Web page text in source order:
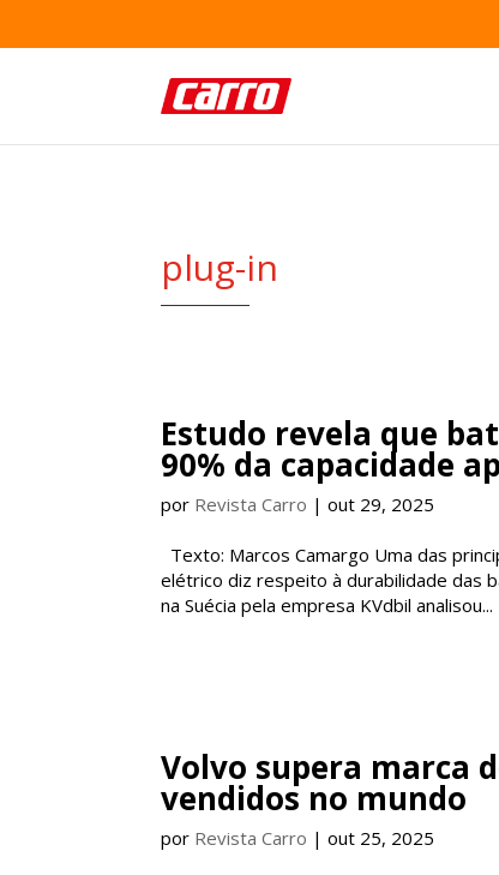
plug-in
Estudo revela que
90% da capacidade
por Revista Carro |out 29, 2025
Texto: Marcos Camargo Uma das
elétrico diz respeito à durabilidade das
na Suécia pela empresa KVdbil analisou...
Volvo supera marca
vendidos no mundo
por Revista Carro |out 25, 2025